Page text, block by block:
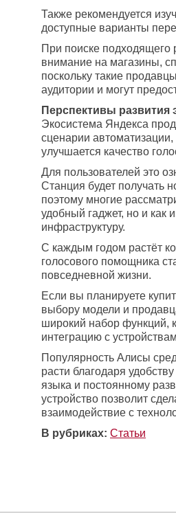
Также рекомендуется
доступные варианты
При поиске
внимание на магазины,
поскольку такие
аудитории и могут
Перспективы
Экосистема Яндекса
сценарии
улучшается качество
Для пользователей это
Станция будет получать
поэтому многие
удобный гаджет, но и
инфраструктуру.
С каждым годом растёт
голосового помощника
повседневной жизни.
Если вы планируете
выбору модели и
широкий набор функций,
интеграцию с
Популярность Алисы
расти благодаря
языка и постоянному
устройство позволит
взаимодействие с
В рубриках: Статьи